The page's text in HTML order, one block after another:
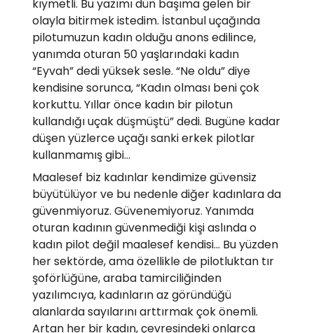
kıymetli. Bu yazımı dün başıma gelen bir
olayla bitirmek istedim. İstanbul uçağında
pilotumuzun kadın olduğu anons edilince,
yanımda oturan 50 yaşlarındaki kadın
“Eyvah” dedi yüksek sesle. “Ne oldu” diye
kendisine sorunca, “Kadın olması beni çok
korkuttu. Yıllar önce kadın bir pilotun
kullandığı uçak düşmüştü” dedi. Bugüne kadar
düşen yüzlerce uçağı sanki erkek pilotlar
kullanmamış gibi…
Maalesef biz kadınlar kendimize güvensiz
büyütülüyor ve bu nedenle diğer kadınlara da
güvenmiyoruz. Güvenemiyoruz. Yanımda
oturan kadının güvenmediği kişi aslında o
kadın pilot değil maalesef kendisi… Bu yüzden
her sektörde, ama özellikle de pilotluktan tır
şoförlüğüne, araba tamirciliğinden
yazılımcıya, kadınların az göründüğü
alanlarda sayılarını arttırmak çok önemli.
Artan her bir kadın, çevresindeki onlarca